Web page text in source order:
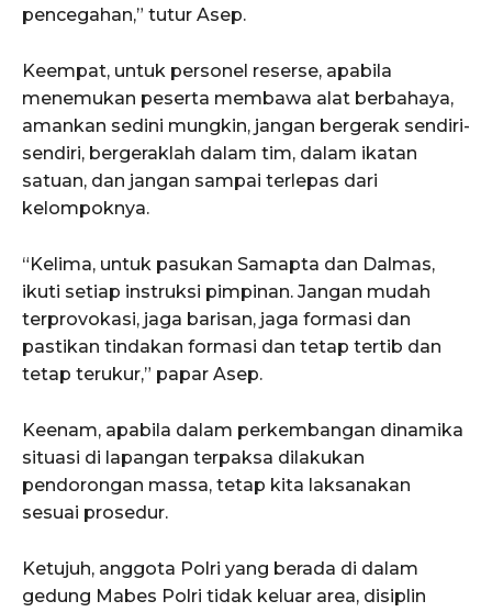
pencegahan,” tutur Asep.
Keempat, untuk personel reserse, apabila
menemukan peserta membawa alat berbahaya,
amankan sedini mungkin, jangan bergerak sendiri-
sendiri, bergeraklah dalam tim, dalam ikatan
satuan, dan jangan sampai terlepas dari
kelompoknya.
“Kelima, untuk pasukan Samapta dan Dalmas,
ikuti setiap instruksi pimpinan. Jangan mudah
terprovokasi, jaga barisan, jaga formasi dan
pastikan tindakan formasi dan tetap tertib dan
tetap terukur,” papar Asep.
Keenam, apabila dalam perkembangan dinamika
situasi di lapangan terpaksa dilakukan
pendorongan massa, tetap kita laksanakan
sesuai prosedur.
Ketujuh, anggota Polri yang berada di dalam
gedung Mabes Polri tidak keluar area, disiplin